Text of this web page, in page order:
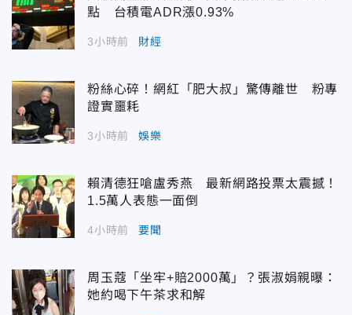
點 台積電ADR漲0.93%
3小時前 財經
粉絲心碎！網紅「肥大叔」驚傳離世 粉專
證實噩耗
3小時前 娛樂
賴清德狂嗆盧秀燕 最新網路投票太震撼！
1.5萬人表態一面倒
4小時前 要聞
周玉蔻「坐牢+賠2000萬」？張淑娟親曝：
她約喝下午茶求和解